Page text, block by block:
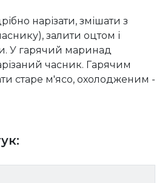
нарізати, змішати з
залити оцтом і
У гарячий маринад
часник. Гарячим
старе м'ясо, охолодженим -